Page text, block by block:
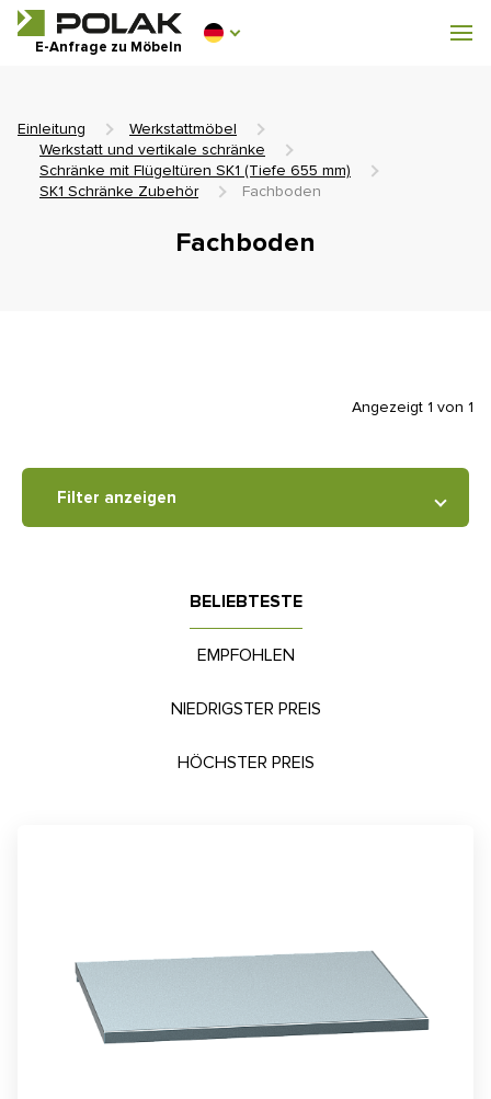
E-Anfrage zu Möbeln
Werkstattmöbel
0 €
einschl. MwSt.
Einleitung
Werkstattmöbel
Werkstatt und vertikale schränke
Schränke mit Flügeltüren SK1 (Tiefe 655 mm)
SK1 Schränke Zubehör
Fachboden
Fachboden
BELIEBTESTE
EMPFOHLEN
NIEDRIGSTER PREIS
HÖCHSTER PREIS
Angezeigt 1 von 1
Filter anzeigen